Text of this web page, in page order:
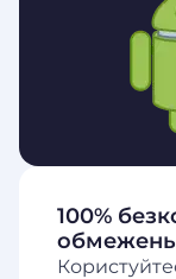
100%
обмежень